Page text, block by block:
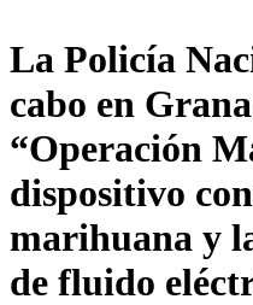
La Policía
cabo en
“Operación
dispositivo
marihuana y
de fluido